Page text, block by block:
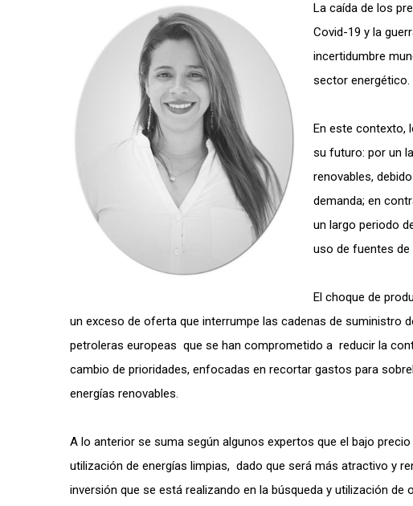
La caída de los
Covid-19 y la
incertidumbre
sector energético.
En este contexto,
su futuro: por un
renovables,
demanda; en
un largo periodo
uso de fuentes de
El choque de
un exceso de oferta que interrumpe las cadenas de suministro
petroleras europeas que se han comprometido a reducir la
cambio de prioridades, enfocadas en recortar gastos para
energías renovables.
A lo anterior se suma según algunos expertos que el bajo
utilización de energías limpias, dado que será más atractivo y
inversión que se está realizando en la búsqueda y utilización